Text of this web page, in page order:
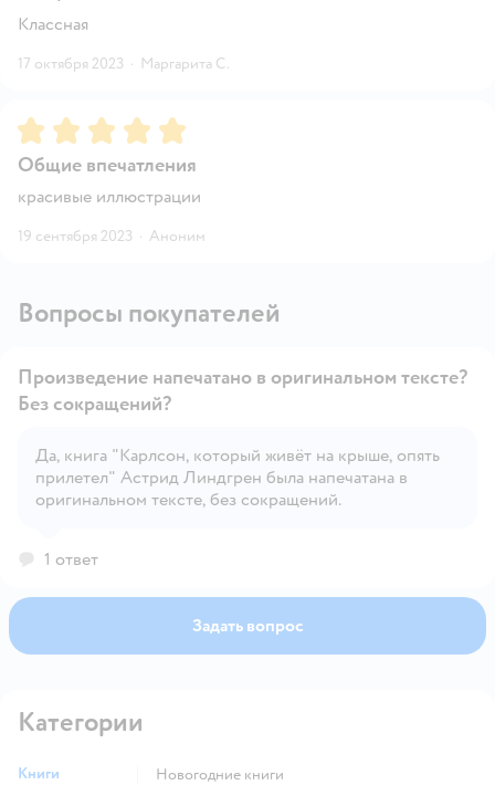
Классная
17 октября 2023 · Маргарита С.
Рейтинг:5
Общие впечатления
красивые иллюстрации
19 сентября 2023 · Аноним
Вопросы покупателей
Открыть вопрос
Произведение напечатано в оригинальном тексте?
Без сокращений?
Да, книга "Карлсон, который живёт на крыше, опять
прилетел" Астрид Линдгрен была напечатана в
оригинальном тексте, без сокращений.
1 ответ
Задать вопрос
Категории
Книги
новогодние книги